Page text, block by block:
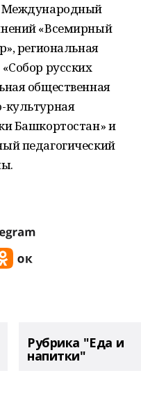
Международный
«Всемирный
региональная
русских
общественная
культурная
Башкортостан» и
педагогический
Рубрика "Еда и
напитки"